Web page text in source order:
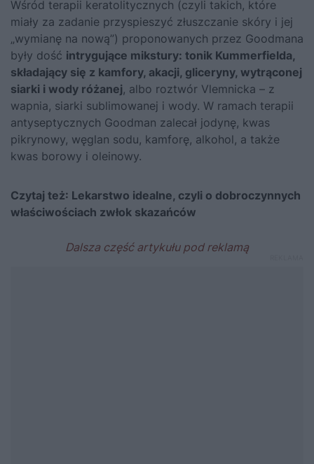
Wśród terapii keratolitycznych (czyli takich, które
miały za zadanie przyspieszyć złuszczanie skóry i jej
„wymianę na nową”) proponowanych przez Goodmana
były dość intrygujące mikstury: tonik Kummerfielda,
składający się z kamfory, akacji, gliceryny, wytrąconej
siarki i wody różanej, albo roztwór Vlemnicka – z
wapnia, siarki sublimowanej i wody. W ramach terapii
antyseptycznych Goodman zalecał jodynę, kwas
pikrynowy, węglan sodu, kamforę, alkohol, a także
kwas borowy i oleinowy.
Czytaj też: Lekarstwo idealne, czyli o dobroczynnych
właściwościach zwłok skazańców